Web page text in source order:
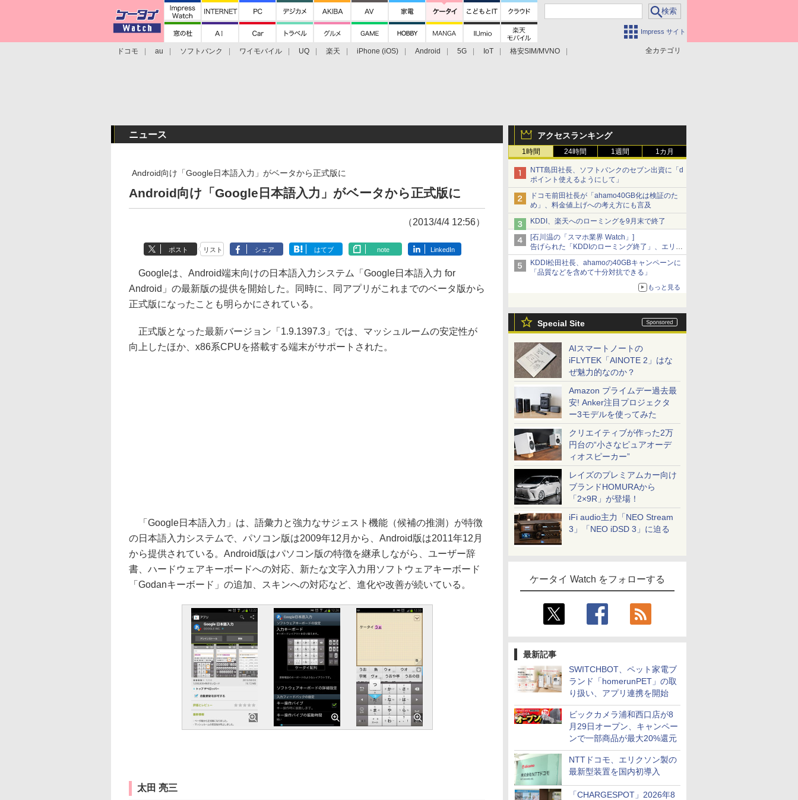
Impress サイト
全カテゴリ
ドコモ au ソフトバンク ワイモバイル UQ 楽天 iPhone (iOS) Android 5G IoT
格安SIM/MVNO
アクセスランキング
1時間 24時間 1週間 1カ月
NTT島田社長、ソフトバンクのセブン出資に「d
ポイント使えるようにして」
ドコモ前田社長が「ahamo40GB化は検証のた
め」、料金値上げへの考え方にも言及
KDDI、楽天へのローミングを9月末で終了
[石川温の「スマホ業界 Watch」]
告げられた「KDDIのローミング終了」、エリア
マップの落とし穴と楽天モバイルの課題
KDDI松田社長、ahamoの40GBキャンペーンに
「品質などを含めて十分対抗できる」
もっと見る
Special Site
AIスマートノートの
iFLYTEK「AINOTE 2」はな
ぜ魅力的なのか？
Amazon プライムデー過去最
安! Anker注目プロジェクタ
ー3モデルを使ってみた
クリエイティブが作った2万
円台の“小さなピュアオーデ
ィオスピーカー”
レイズのプレミアムカー向け
ブランドHOMURAから
「2×9R」が登場！
iFi audio主力「NEO Stream
3」「NEO iDSD 3」に迫る
ケータイ Watch をフォローする
最新記事
SWITCHBOT、ペット家電ブ
ランド「homerunPET」の取
り扱い、アプリ連携を開始
ビックカメラ浦和西口店が8
月29日オープン、キャンペー
ンで一部商品が最大20%還元
NTTドコモ、エリクソン製の
最新型装置を国内初導入
「CHARGESPOT」2026年8
ニュース
Android向け「Google日本語入力」がベータから正式版に
Android向け「Google日本語入力」がベータから正式版に
（2013/4/4 12:56）
ポスト リスト シェア はてブ note LinkedIn
Googleは、Android端末向けの日本語入力システム「Google日本語入力 for
Android」の最新版の提供を開始した。同時に、同アプリがこれまでのベータ版から
正式版になったことも明らかにされている。
正式版となった最新バージョン「1.9.1397.3」では、マッシュルームの安定性が
向上したほか、x86系CPUを搭載する端末がサポートされた。
「Google日本語入力」は、語彙力と強力なサジェスト機能（候補の推測）が特徴
の日本語入力システムで、パソコン版は2009年12月から、Android版は2011年12月
から提供されている。Android版はパソコン版の特徴を継承しながら、ユーザー辞
書、ハードウェアキーボードへの対応、新たな文字入力用ソフトウェアキーボード
「Godanキーボード」の追加、スキンへの対応など、進化や改善が続いている。
太田 亮三